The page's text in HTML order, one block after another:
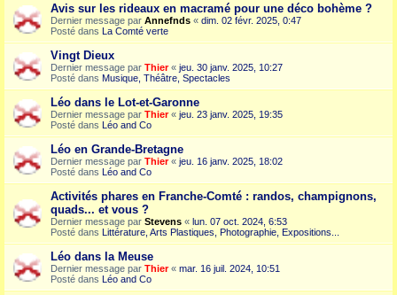
Avis sur les rideaux en macramé pour une déco bohème ?
Dernier message par Annefnds « dim. 02 févr. 2025, 0:47
Posté dans La Comté verte
Vingt Dieux
Dernier message par Thier« jeu. 30 janv. 2025, 10:27
Posté dans Musique, Théâtre, Spectacles
Léo dans le Lot-et-Garonne
Dernier message par Thier« jeu. 23 janv. 2025, 19:35
Posté dans Léo and Co
Léo en Grande-Bretagne
Dernier message par Thier« jeu. 16 janv. 2025, 18:02
Posté dans Léo and Co
Activités phares en Franche-Comté : randos, champignons,
quads... et vous ?
Dernier message par Stevens « lun. 07 oct. 2024, 6:53
Posté dans Littérature, Arts Plastiques, Photographie, Expositions...
Léo dans la Meuse
Dernier message par Thier« mar. 16 juil. 2024, 10:51
Posté dans Léo and Co